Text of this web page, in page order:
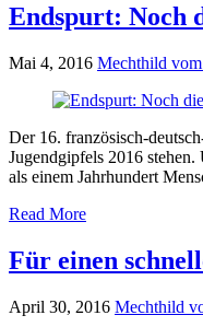
Endspurt: Noch
Mai 4, 2016 Mechthild
Der 16. französisch-
Jugendgipfels 2016
als einem Jahrhundert
Read More
Für einen
April 30, 2016 Mechthild